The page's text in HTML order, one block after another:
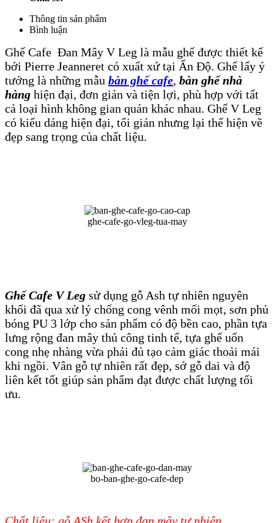
Tin tức & sự kiện
Liên hệ
Thông tin sản phẩm
Bình luận
Ghế Cafe Đan Mây V Leg là mẫu ghế được thiết kế
bởi Pierre Jeanneret có xuất xứ tại Ấn Độ. Ghế lấy ý
tưởng là những mẫu bàn ghế cafe, bàn ghế nhà
hàng hiện đại, đơn giản và tiện lợi, phù hợp với tất
cả loại hình không gian quán khác nhau. Ghế V Leg
có kiểu dáng hiện đại, tối giản nhưng lại thể hiện vẽ
đẹp sang trọng của chất liệu.
ghe-cafe-go-vleg-tua-may
Ghế Cafe V Leg sử dụng gỗ Ash tự nhiên nguyên
khối đã qua xử lý chống cong vênh mối mọt, sơn phủ
bóng PU 3 lớp cho sản phẩm có độ bền cao, phần tựa
lưng rộng đan mây thủ công tinh tế, tựa ghế uốn
cong nhẹ nhàng vừa phải đủ tạo cảm giác thoải mái
khi ngồi. Vân gỗ tự nhiên rất đẹp, sớ gỗ dai và độ
liên kết tốt giúp sản phẩm đạt được chất lượng tối
ưu.
bo-ban-ghe-go-cafe-dep